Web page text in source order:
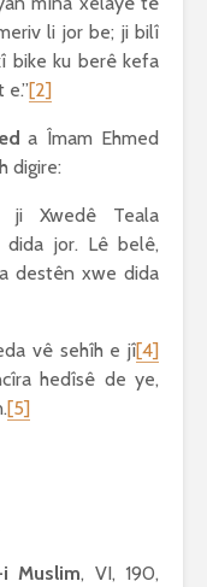
li jor be; ji bilî
bike ku berê kefa
[2]
a Îmam Ehmed
digire:
ji Xwedê Teala
jor. Lê belê,
destên xwe dida
vê sehîh e jî[4]
hedîsê de ye,
[5]
i Muslim, VI, 190,